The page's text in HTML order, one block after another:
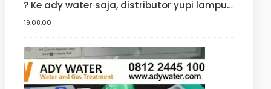
? Ke ady water saja, distributor yupi lampu
uv sterilizer terbaik
19.08.00